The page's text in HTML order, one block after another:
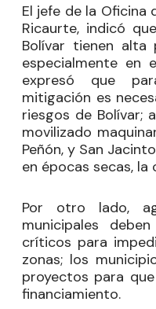
El jefe de la Oficina
Ricaurte, indicó
Bolívar tienen alta
especialmente en
expresó que
mitigación es
riesgos de Bolívar;
movilizado
Peñón, y San
en épocas secas,
Por otro lado,
municipales
críticos para
zonas; los
proyectos para
financiamiento.